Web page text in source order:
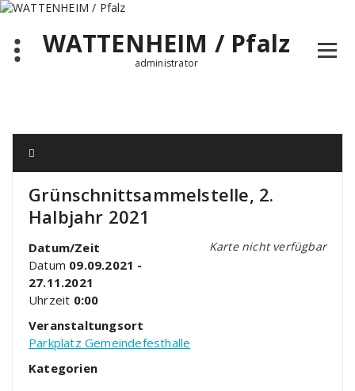
Zum
springenWATTENHEIM / Pfalz
administrator
Grünschnittsammelstelle, 2.
Halbjahr 2021
Karte nicht verfügbar
Datum/Zeit
Datum 09.09.2021 -
27.11.2021
Uhrzeit 0:00
Veranstaltungsort
Parkplatz Gemeindefesthalle
Kategorien